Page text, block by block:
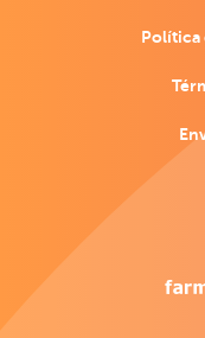
Política